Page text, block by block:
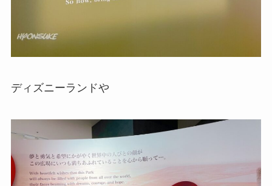
ディズニーランドや